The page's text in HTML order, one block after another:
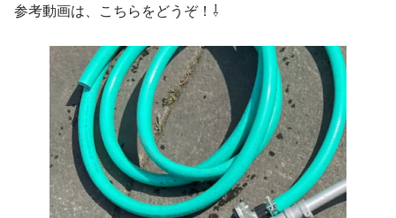
参考動画は、こちらをどうぞ！⇩